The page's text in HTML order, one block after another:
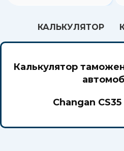
КАЛЬКУЛЯТОР
Калькулятор
Changan